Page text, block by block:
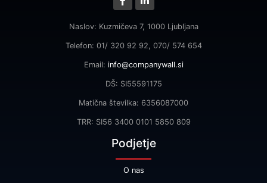
Naslov: Kuzmičeva 7, 1000 Ljubljana
Telefon: 01/ 320 92 92, 070/ 574 654
Email: info@companywall.si
DŠ: SI55591175
Matična številka: 6356087000
TRR: SI56 3400 0101 5850 809
Podjetje
O nas